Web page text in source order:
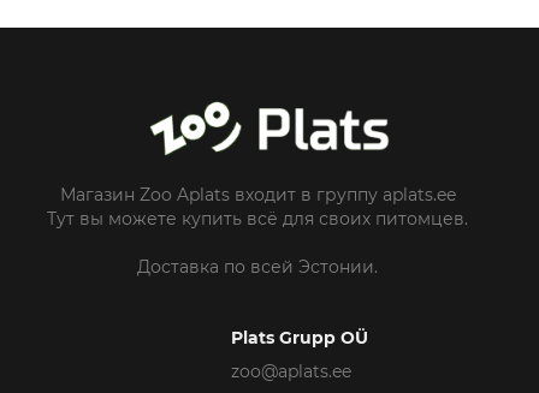
Магазин Zoo Aplats входит в группу aplats.ee
Тут вы можете купить всё для своих питомцев.
Доставка по всей Эстонии.
Plats Grupp OÜ
zoo@aplats.ee